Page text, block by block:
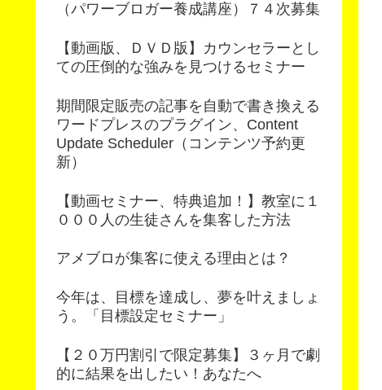
（パワーブロガー養成講座）７４次募集
【動画版、ＤＶＤ版】カウンセラーとし
ての圧倒的な強みを見つけるセミナー
期間限定販売の記事を自動で書き換える
ワードプレスのプラグイン、Content
Update Scheduler（コンテンツ予約更
新）
【動画セミナー、特典追加！】教室に１
０００人の生徒さんを集客した方法
アメブロが集客に使える理由とは？
今年は、目標を達成し、夢を叶えましょ
う。「目標設定セミナー」
【２０万円割引で限定募集】３ヶ月で劇
的に結果を出したい！あなたへ